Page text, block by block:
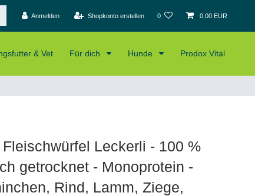
Anmelden Shopkonto erstellen 0 0,00 EUR
& Vet Für dich Hunde Prodox Vital
Leckerli - 100 %
getrocknet - Monoprotein -
Rind, Lamm, Ziege,